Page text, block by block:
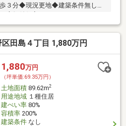
３分◆現況更地◆建築条件無し◆
店舗付住宅におすすめ！
田島４丁目 1,880万円
1,880万円
（坪単価:69.35万円）
土地面積89.62m2
用途地域１種住居
建ぺい率80%
容積率200%
建築条件なし